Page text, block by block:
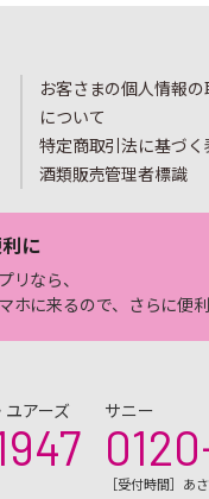
お客さまの個人情報の
について
特定商取引法に基づく
酒類販売管理者標識
に
リなら、
ホに来るので、さらに便利
ユアーズ
サニー
［受付時間］あ